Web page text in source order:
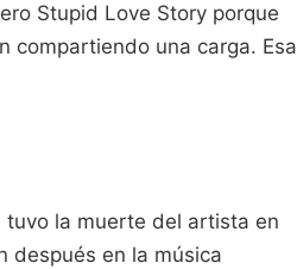
Stupid Love Story porque
compartiendo una carga. Esa
tuvo la muerte del artista en
después en la música